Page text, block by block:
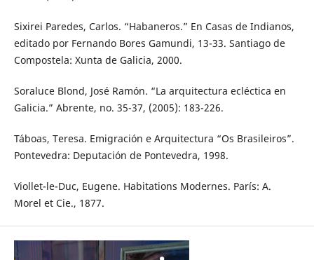
Sixirei Paredes, Carlos. “Habaneros.” En Casas de Indianos,
editado por Fernando Bores Gamundi, 13-33. Santiago de
Compostela: Xunta de Galicia, 2000.
Soraluce Blond, José Ramón. “La arquitectura ecléctica en
Galicia.” Abrente, no. 35-37, (2005): 183-226.
Táboas, Teresa. Emigración e Arquitectura “Os Brasileiros”.
Pontevedra: Deputación de Pontevedra, 1998.
Viollet-le-Duc, Eugene. Habitations Modernes. París: A.
Morel et Cie., 1877.